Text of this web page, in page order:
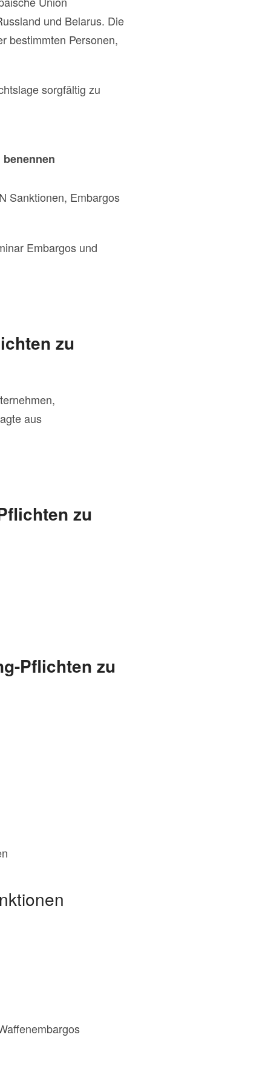
und Belarus. Die
bestimmten Personen,
sorgfältig zu
benennen
Sanktionen, Embargos
Embargos und
zu
aus
zu
Pflichten zu